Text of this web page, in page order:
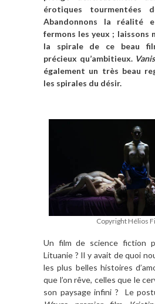
érotiques tourmentées
Abandonnons la réalité
fermons les yeux ; laissons
la spirale de ce beau
précieux qu’ambitieux.
également un très beau
les spirales du désir.
Copyright Hélios
Un film de science fiction
Lituanie ? Il y avait de quoi
les plus belles histoires
que l’on rêve, celles que le
son paysage infini ? Le